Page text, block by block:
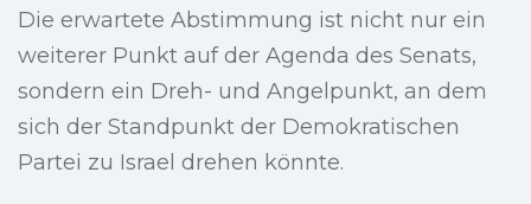
Die erwartete Abstimmung ist nicht nur ein
weiterer Punkt auf der Agenda des Senats,
sondern ein Dreh- und Angelpunkt, an dem
sich der Standpunkt der Demokratischen
Partei zu Israel drehen könnte.